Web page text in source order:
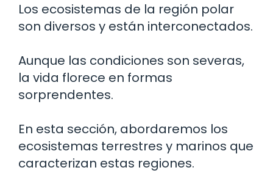
Los ecosistemas de la región polar
son diversos y están interconectados.
Aunque las condiciones son severas,
la vida florece en formas
sorprendentes.
En esta sección, abordaremos los
ecosistemas terrestres y marinos que
caracterizan estas regiones.